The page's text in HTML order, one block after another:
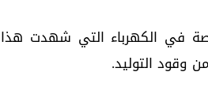
في الكهرباء التي شهدت هذا
وقود التوليد.